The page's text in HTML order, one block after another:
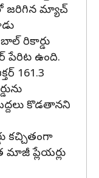
జరిగిన మ్యాచ్
రికార్డు
పేరిట ఉంది.
161.3
కొడతానని
కచ్చితంగా
మాజీ ప్లేయర్లు